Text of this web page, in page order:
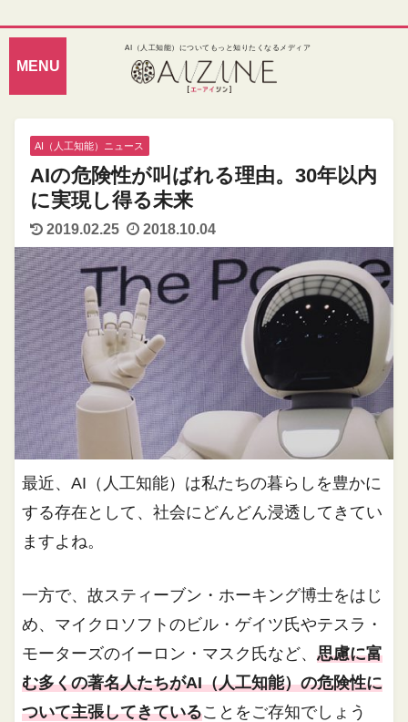
AI（人工知能）についてもっと知りたくなるメディア
AI（人工知能）ニュース
AIの危険性が叫ばれる理由。30年以内
に実現し得る未来
2019.02.25 2018.10.04
最近、AI（人工知能）は私たちの暮らしを豊かに
する存在として、社会にどんどん浸透してきてい
ますよね。
一方で、故スティーブン・ホーキング博士をはじ
め、マイクロソフトのビル・ゲイツ氏やテスラ・
モーターズのイーロン・マスク氏など、思慮に富
む多くの著名人たちがAI（人工知能）の危険性に
ついて主張してきていることをご存知でしょう